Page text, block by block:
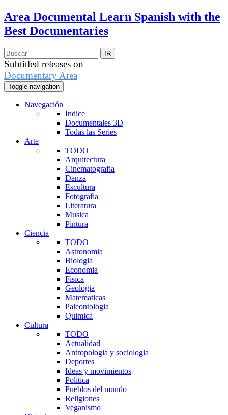
Area Documental Learn Spanish with the
Best Documentaries
Subtitled releases on
Documentary Area
Toggle navigation
Navegación
Indice
Documentales 3D
Todas las Series
Arte
TODO
Arquitectura
Cinematografia
Danza
Escultura
Fotografia
Literatura
Musica
Pintura
Ciencia
TODO
Astronomia
Biologia
Economia
Fisica
Geologia
Matematicas
Paleontologia
Quimica
Cultura
TODO
Actualidad
Antropologia y sociologia
Deportes
Ideas y movimientos
Politica
Pueblos del mundo
Religiones
Veganismo